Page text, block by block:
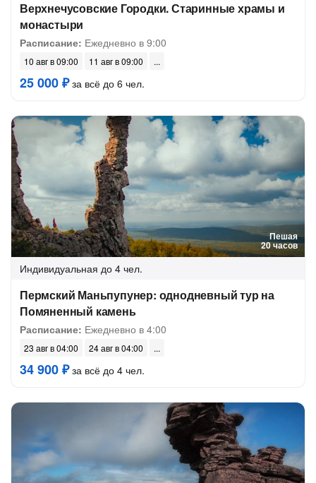
Верхнечусовские Городки. Старинные храмы и
монастыри
Расписание: Ежедневно в 9:00
10 авг в 09:00 11 авг в 09:00
25 000 ₽за всё до 6 чел.
Пешая
20 часов
Индивидуальная до 4 чел.
Пермский Маньпупунер: однодневный тур на
Помяненный камень
Расписание: Ежедневно в 4:00
23 авг в 04:00 24 авг в 04:00
34 900 ₽за всё до 4 чел.